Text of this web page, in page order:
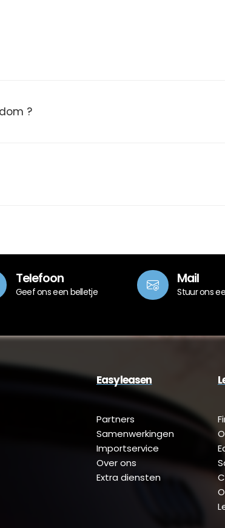
?
Telefoon
Geef ons een belletje
Mail
Stuur ons
Easyleasen
Partners
Samenwerkingen
Importservice
Over ons
Extra diensten